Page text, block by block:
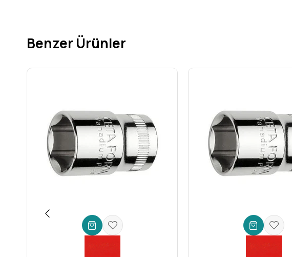
projelerinizde esnek bir çözüm elde edersiniz.
Genellikle 72 diş gibi ince dişli bir mekanizmaya sahip olan Ceta Form
Otomotiv Tamiri:Araç motoru, şasi veya iç mekandaki dar alanlarda cırcır
Endüstriyel Bakım:Makine montajı, demontajı ve bakımında güvenilir bir
Elektronik Montaj:Daha büyük cihazların hassas montaj ve demontaj
Mobilya Montajı ve Ev DIY Projeleri:
Evdeki tamirat ve montaj işlerinde
kullanımda güvenliği, dayanıklılığı ve performansı bir arada sunar.
mekanik el aletini sepetinize ekleyin ve projelerinizi bir üst
Benzer Ürünler